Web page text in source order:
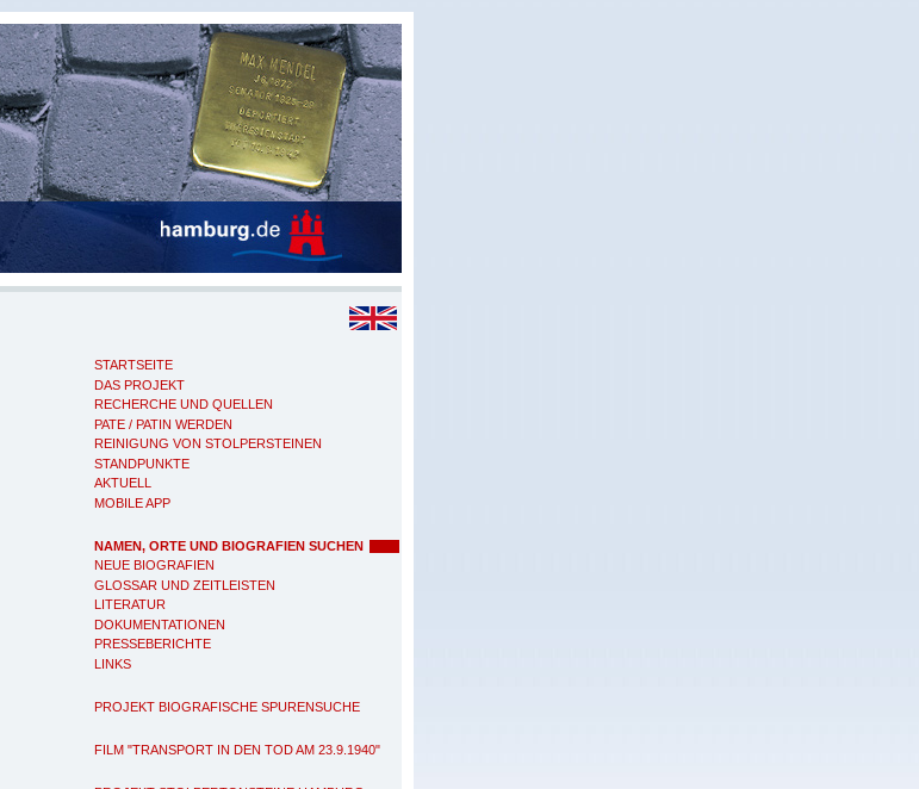
STARTSEITE
DAS PROJEKT
RECHERCHE UND QUELLEN
PATE / PATIN WERDEN
REINIGUNG VON STOLPERSTEINEN
STANDPUNKTE
AKTUELL
MOBILE APP
NAMEN, ORTE UND BIOGRAFIEN SUCHEN
NEUE BIOGRAFIEN
GLOSSAR UND ZEITLEISTEN
LITERATUR
DOKUMENTATIONEN
PRESSEBERICHTE
LINKS
PROJEKT BIOGRAFISCHE SPURENSUCHE
FILM "TRANSPORT IN DEN TOD AM 23.9.1940"